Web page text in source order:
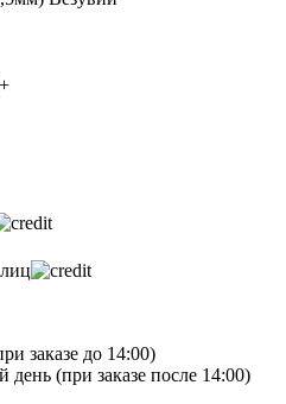
+
заказе до 14:00)
(при заказе после 14:00)